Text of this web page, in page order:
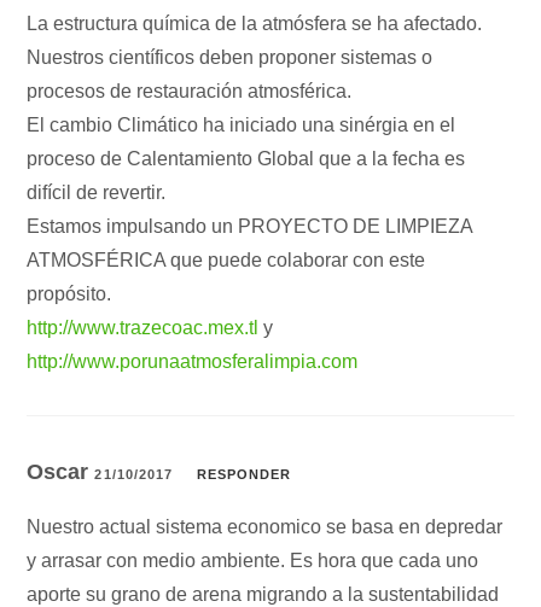
La estructura química de la atmósfera se ha afectado.
Nuestros científicos deben proponer sistemas o
procesos de restauración atmosférica.
El cambio Climático ha iniciado una sinérgia en el
proceso de Calentamiento Global que a la fecha es
difícil de revertir.
Estamos impulsando un PROYECTO DE LIMPIEZA
ATMOSFÉRICA que puede colaborar con este
propósito.
http://www.trazecoac.mex.tl y
http://www.porunaatmosferalimpia.com
Oscar21/10/2017 RESPONDER
Nuestro actual sistema economico se basa en depredar
y arrasar con medio ambiente. Es hora que cada uno
aporte su grano de arena migrando a la sustentabilidad